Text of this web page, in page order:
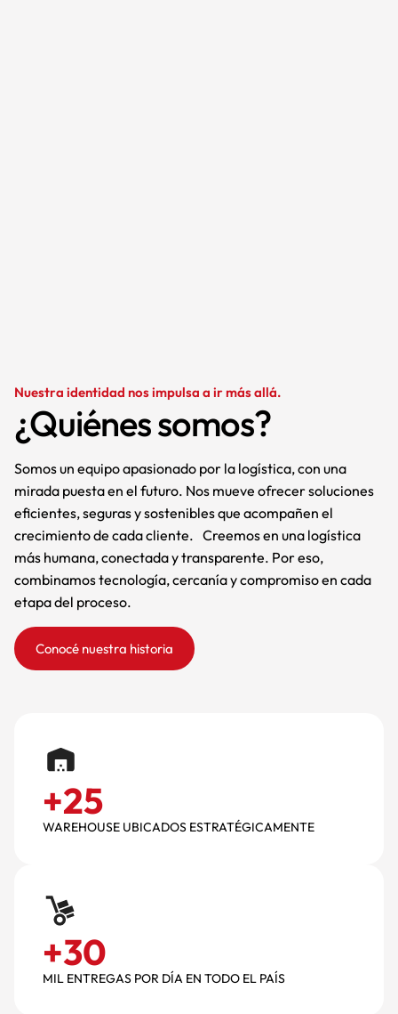
Nuestra identidad nos impulsa a ir más allá.
¿Quiénes somos?
Somos un equipo apasionado por la logística, con una
mirada puesta en el futuro. Nos mueve ofrecer soluciones
eficientes, seguras y sostenibles que acompañen el
crecimiento de cada cliente. Creemos en una logística
más humana, conectada y transparente. Por eso,
combinamos tecnología, cercanía y compromiso en cada
etapa del proceso.
Conocé nuestra historia
WAREHOUSE UBICADOS ESTRATÉGICAMENTE
+25
MIL ENTREGAS POR DÍA EN TODO EL PAÍS
+30